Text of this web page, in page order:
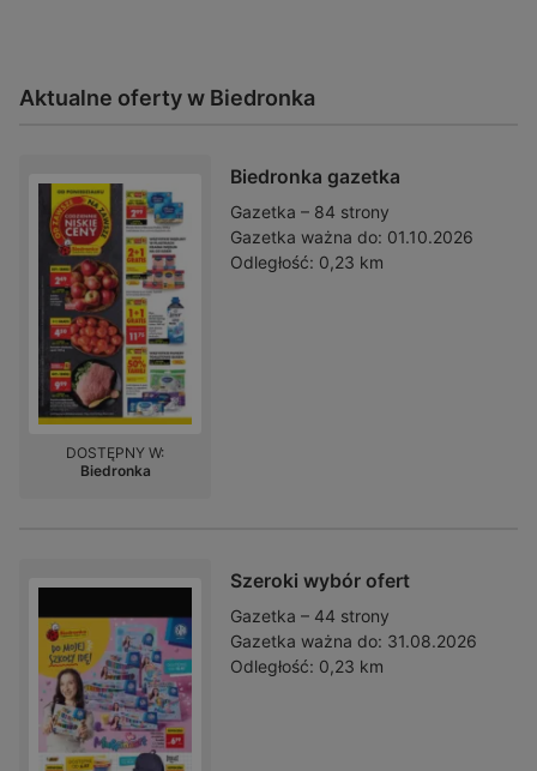
Aktualne oferty w Biedronka
Biedronka gazetka
Gazetka – 84 strony
Gazetka ważna do: 01.10.2026
Odległość: 0,23 km
DOSTĘPNY W:
Biedronka
Szeroki wybór ofert
Gazetka – 44 strony
Gazetka ważna do: 31.08.2026
Odległość: 0,23 km